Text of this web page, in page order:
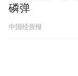
磷弹
中国经营报